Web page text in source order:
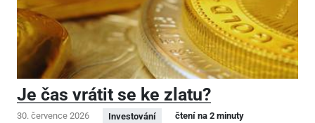
Je čas vrátit se ke zlatu?
30. července 2026 Investování čtení na 2 minuty